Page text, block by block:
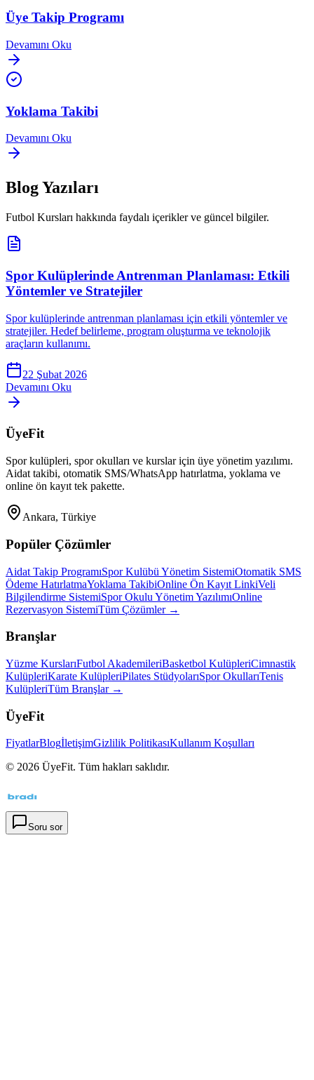
Üye Takip Programı
Devamını Oku
Yoklama Takibi
Devamını Oku
Blog Yazıları
Futbol Kursları hakkında faydalı içerikler ve güncel bilgiler.
Spor Kulüplerinde Antrenman Planlaması: Etkili
Yöntemler ve Stratejiler
Spor kulüplerinde antrenman planlaması için etkili yöntemler ve
stratejiler. Hedef belirleme, program oluşturma ve teknolojik
araçların kullanımı.
22 Şubat 2026
Devamını Oku
ÜyeFit
Spor kulüpleri, spor okulları ve kurslar için üye yönetim yazılımı.
Aidat takibi, otomatik SMS/WhatsApp hatırlatma, yoklama ve
online ön kayıt tek pakette.
Ankara, Türkiye
Popüler Çözümler
Aidat Takip ProgramıSpor Kulübü Yönetim SistemiOtomatik SMS
Ödeme HatırlatmaYoklama TakibiOnline Ön Kayıt LinkiVeli
Bilgilendirme SistemiSpor Okulu Yönetim YazılımıOnline
Rezervasyon SistemiTüm Çözümler →
Branşlar
Yüzme KurslarıFutbol AkademileriBasketbol KulüpleriCimnastik
KulüpleriKarate KulüpleriPilates StüdyolarıSpor OkullarıTenis
KulüpleriTüm Branşlar →
ÜyeFit
FiyatlarBlogİletişimGizlilik PolitikasıKullanım Koşulları
© 2026 ÜyeFit. Tüm hakları saklıdır.
Soru sor